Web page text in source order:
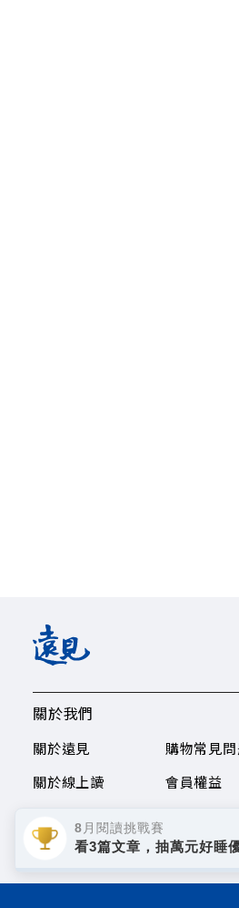
關於我們
關於遠見
關於線上讀
授權合作
購物常見
會員權益
8月閱讀挑戰賽
看3篇文章，抽萬元好睡